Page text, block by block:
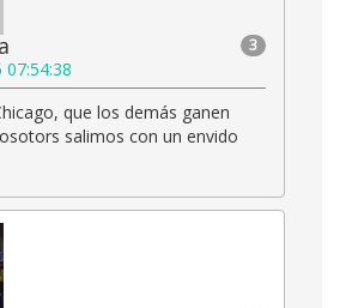
3
07:54:38
que los demás ganen
salimos con un envido